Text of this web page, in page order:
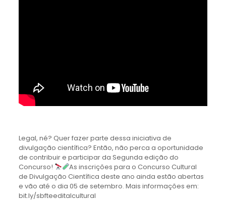
Legal, né? Quer fazer parte dessa iniciativa de
divulgação científica? Então, não perca a oportunidade
de contribuir e participar da Segunda edição do
Concurso!
As inscrições para o Concurso Cultural
de Divulgação Científica deste ano ainda estão abertas
e vão até o dia 05 de setembro. Mais informações em:
bit.ly/sbfteeditalcultural